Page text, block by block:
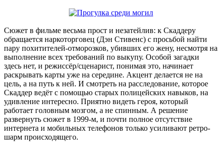
Сюжет в фильме весьма прост и незатейлив: к Скаддеру
обращается наркоторговец (Дэн Стивенс) с просьбой найти
пару похитителей-отморозков, убивших его жену, несмотря на
выполнение всех требований по выкупу. Особой загадки
здесь нет, и режиссёр/сценарист, понимая это, начинает
раскрывать карты уже на середине. Акцент делается не на
цель, а на путь к ней. И смотреть на расследование, которое
Скаддер ведёт с помощью старых полицейских навыков, на
удивление интересно. Приятно видеть героя, который
работает головным мозгом, а не спинным. А решение
развернуть сюжет в 1999-м, и почти полное отсутствие
интернета и мобильных телефонов только усиливают ретро-
шарм происходящего.